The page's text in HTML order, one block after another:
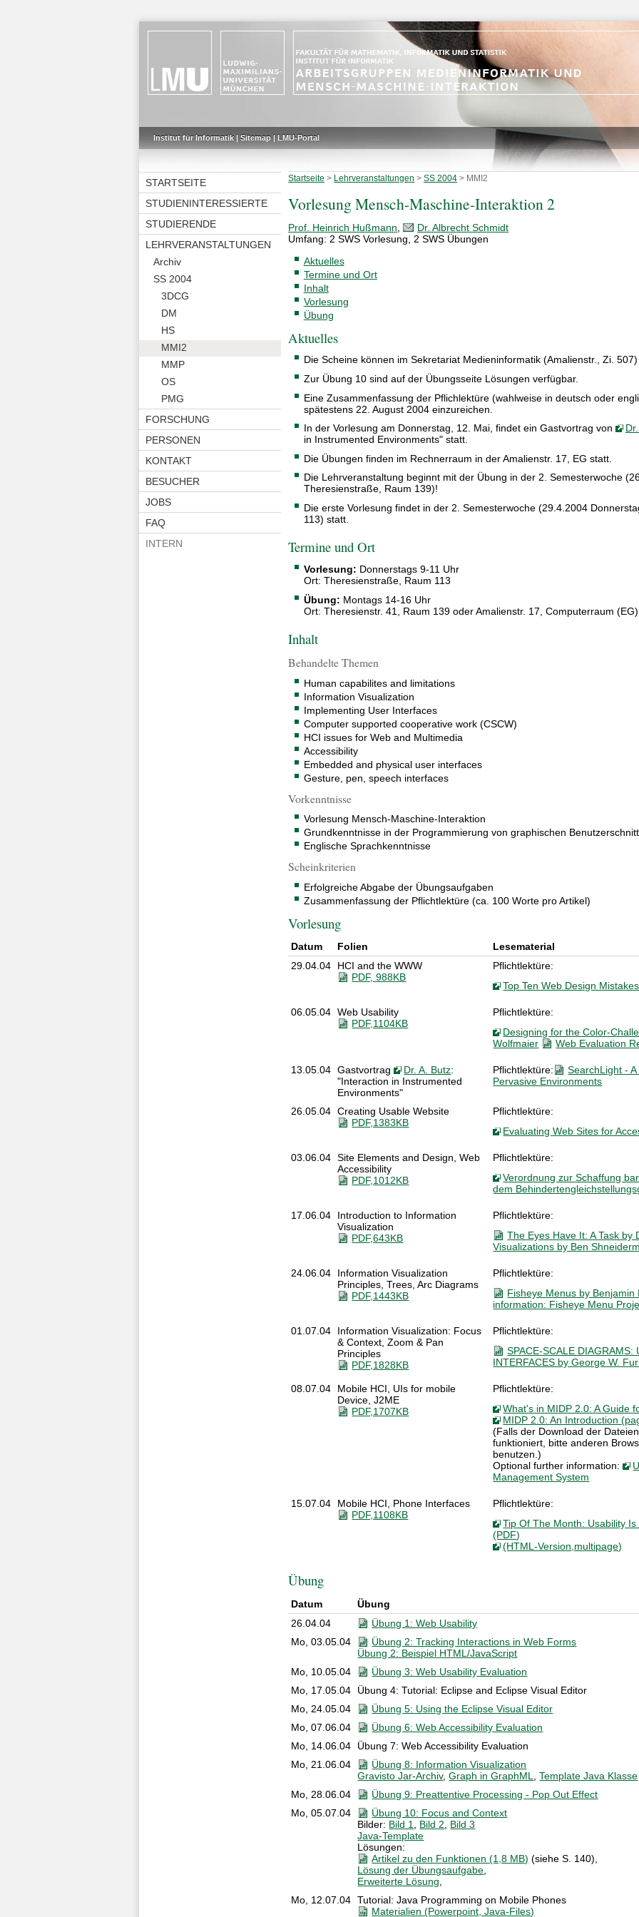
Institut für Informatik| Sitemap| LMU-Portal
STARTSEITE
STUDIENINTERESSIERTE
STUDIERENDE
LEHRVERANSTALTUNGEN
Archiv
SS 2004
3DCG
DM
HS
MMI2
MMP
OS
PMG
FORSCHUNG
PERSONEN
KONTAKT
BESUCHER
JOBS
FAQ
INTERN
Startseite > Lehrveranstaltungen >SS 2004 > MMI2
Vorlesung Mensch-Maschine-Interaktion 2
Prof. Heinrich Hußmann,
Dr. Albrecht Schmidt
Umfang: 2 SWS Vorlesung, 2 SWS Übungen
Aktuelles
Termine und Ort
Inhalt
Vorlesung
Übung
Aktuelles
Die Scheine können im Sekretariat Medieninformatik (Amalienstr., Zi.
Zur Übung 10 sind auf der Übungsseite Lösungen verfügbar.
Eine Zusammenfassung der Pflichlektüre (wahlweise in deutsch oder
spätestens 22. August 2004 einzureichen.
In der Vorlesung am Donnerstag, 12. Mai, findet ein Gastvortrag von
in Instrumented Environments" statt.
Die Übungen finden im Rechnerraum in der Amalienstr. 17, EG statt.
Die Lehrveranstaltung beginnt mit der Übung in der 2. Semesterwoche
Theresienstraße, Raum 139)!
Die erste Vorlesung findet in der 2. Semesterwoche (29.4.2004
113) statt.
Termine und Ort
Vorlesung: Donnerstags 9-11 Uhr
Ort: Theresienstraße, Raum 113
Übung: Montags 14-16 Uhr
Ort: Theresienstr. 41, Raum 139 oder Amalienstr. 17, Computerraum (EG)
Inhalt
Behandelte Themen
Human capabilites and limitations
Information Visualization
Implementing User Interfaces
Computer supported cooperative work (CSCW)
HCI issues for Web and Multimedia
Accessibility
Embedded and physical user interfaces
Gesture, pen, speech interfaces
Vorkenntnisse
Vorlesung Mensch-Maschine-Interaktion
Grundkenntnisse in der Programmierung von graphischen
Englische Sprachkenntnisse
Scheinkriterien
Erfolgreiche Abgabe der Übungsaufgaben
Zusammenfassung der Pflichtlektüre (ca. 100 Worte pro Artikel)
Vorlesung
Datum Folien
Lesematerial
29.04.04
HCI and the WWW
PDF, 988KB
Pflichtlektüre:
Top Ten Web Design Mistakes
06.05.04 Web Usability
PDF,1104KB
Pflichtlektüre:
Designing for the Color-
Wolfmaier
Web Evaluation
13.05.04 Gastvortrag Dr. A. Butz:
"Interaction in Instrumented
Environments"
Pflichtlektüre:
SearchLight -
Pervasive Environments
26.05.04 Creating Usable Website
PDF,1383KB
Pflichtlektüre:
Evaluating Web Sites for
03.06.04 Site Elements and Design, Web
Accessibility
PDF,1012KB
Pflichtlektüre:
Verordnung zur Schaffung
dem
17.06.04
Introduction to Information
Visualization
PDF,643KB
Pflichtlektüre:
The Eyes Have It: A Task by
Visualizations by Ben
24.06.04
Information Visualization
Principles, Trees, Arc Diagrams
PDF,1443KB
Pflichtlektüre:
Fisheye Menus by Benjamin
information: Fisheye Menu
01.07.04
Information Visualization: Focus
& Context, Zoom & Pan
Principles
PDF,1828KB
Pflichtlektüre:
SPACE-SCALE DIAGRAMS:
INTERFACES by George W.
08.07.04
Mobile HCI, UIs for mobile
Device, J2ME
PDF,1707KB
Pflichtlektüre:
What's in MIDP 2.0: A Guide
MIDP 2.0: An Introduction
(Falls der Download der
funktioniert, bitte anderen
benutzen.)
Optional further information:
Management System
15.07.04
Mobile HCI, Phone Interfaces
PDF,1108KB
Pflichtlektüre:
Tip Of The Month: Usability
(PDF)
(HTML-Version,multipage)
Übung
Datum
Übung
26.04.04
Übung 1: Web Usability
Mo, 03.05.04
Übung 2: Tracking Interactions in Web Forms
Übung 2: Beispiel HTML/JavaScript
Mo, 10.05.04
Übung 3: Web Usability Evaluation
Mo, 17.05.04
Übung 4: Tutorial: Eclipse and Eclipse Visual Editor
Mo, 24.05.04
Übung 5: Using the Eclipse Visual Editor
Mo, 07.06.04
Übung 6: Web Accessibility Evaluation
Mo, 14.06.04
Übung 7: Web Accessibility Evaluation
Mo, 21.06.04
Übung 8: Information Visualization
Gravisto Jar-Archiv,Graph in GraphML ,Template Java Klasse
Mo, 28.06.04
Übung 9: Preattentive Processing - Pop Out Effect
Mo, 05.07.04
Übung 10: Focus and Context
Bilder: Bild 1 Bild 2
Bild 3
Java-Template
Lösungen:
Artikel zu den Funktionen (1,8 MB) (siehe S. 140),
Lösung der Übungsaufgabe
Erweiterte Lösung
Mo, 12.07.04 Tutorial: Java Programming on Mobile Phones
Materialien (Powerpoint, Java-Files)